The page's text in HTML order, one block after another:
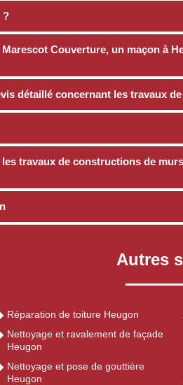
?
Couverture, un maçon à
détaillé concernant les travaux
travaux de constructions de
Autres
Réparation de toiture Heugon
Nettoyage et ravalement de façade
Heugon
Nettoyage et pose de gouttière
Heugon